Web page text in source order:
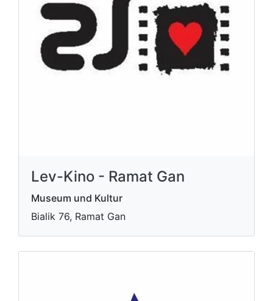
Lev-Kino - Ramat Gan
Museum und Kultur
Bialik 76, Ramat Gan